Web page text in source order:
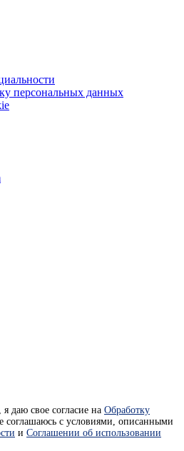
персональных данных
даю свое согласие на Обработку
соглашаюсь с условиями, описанными
и Соглашении об использовании